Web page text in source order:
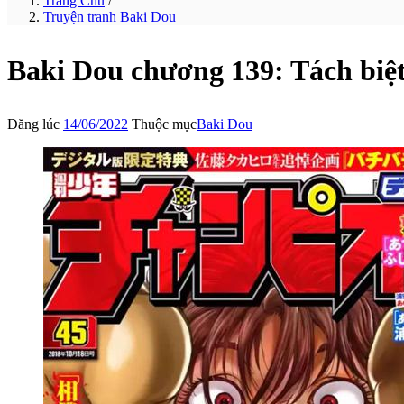
Truyện tranh Baki Dou
Baki Dou chương 139: Tách
Đăng lúc 14/06/2022 Thuộc mụcBaki Dou